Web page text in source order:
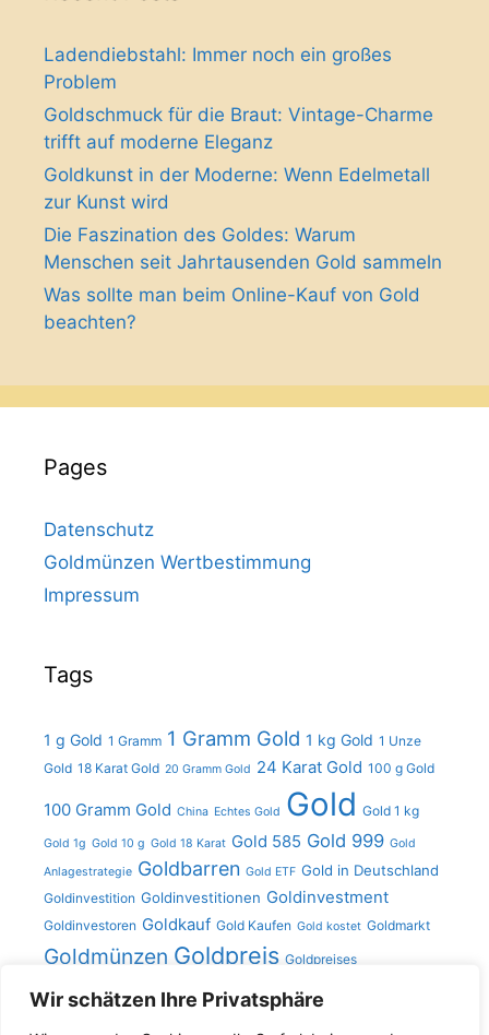
Wir schätzen Ihre Privatsphäre
Ladendiebstahl: Immer noch ein großes
Problem
Goldschmuck für die Braut: Vintage-Charme
trifft auf moderne Eleganz
Goldkunst in der Moderne: Wenn Edelmetall
zur Kunst wird
Die Faszination des Goldes: Warum
Menschen seit Jahrtausenden Gold sammeln
Was sollte man beim Online-Kauf von Gold
beachten?
Pages
Datenschutz
Goldmünzen Wertbestimmung
Impressum
Tags
1 g Gold 1 Gramm 1 Gramm Gold 1 kg Gold 1 Unze
Gold 18 Karat Gold 20 Gramm Gold 24 Karat Gold 100 g Gold
100 Gramm Gold China Echtes Gold Gold Gold 1 kg
Gold 1g Gold 10 g Gold 18 Karat Gold 585 Gold 999 Gold
Anlagestrategie Goldbarren Gold ETF Gold in Deutschland
Goldinvestition Goldinvestitionen Goldinvestment
Goldinvestoren Goldkauf Gold Kaufen Gold kostet Goldmarkt
Goldmünzen Goldpreis Goldpreises
Goldschmuck
Gold verkaufen Gramm